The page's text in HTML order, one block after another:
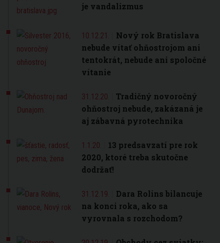
je vandalizmus
10.12.21.
Nový rok Bratislava
nebude vítať ohňostrojom ani
tentokrát, nebude ani spoločné
vítanie
31.12.20.
Tradičný novoročný
ohňostroj nebude, zakázaná je
aj zábavná pyrotechnika
1.1.20.
13 predsavzatí pre rok
2020, ktoré treba skutočne
dodržať!
31.12.19.
Dara Rolins bilancuje
na konci roka, ako sa
vyrovnala s rozchodom?